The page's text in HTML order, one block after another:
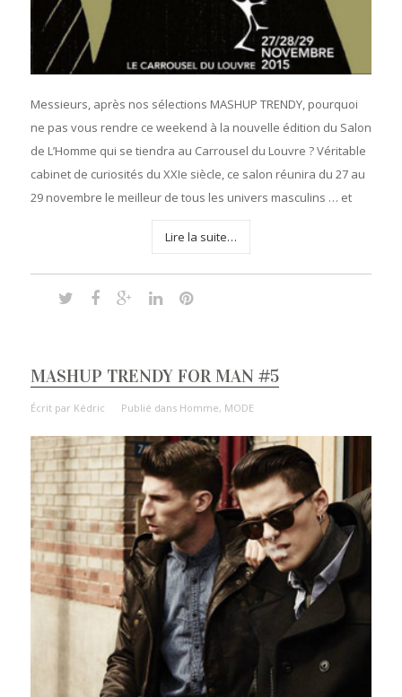
Messieurs, après nos sélections MASHUP TRENDY, pourquoi
ne pas vous rendre ce weekend à la nouvelle édition du Salon
de L’Homme qui se tiendra au Carrousel du Louvre ? Véritable
cabinet de curiosités du XXIe siècle, ce salon réunira du 27 au
29 novembre le meilleur de tous les univers masculins … et
Lire la suite…
MASHUP TRENDY FOR MAN #5
Écrit par Kédric Publié dans Homme, MODE